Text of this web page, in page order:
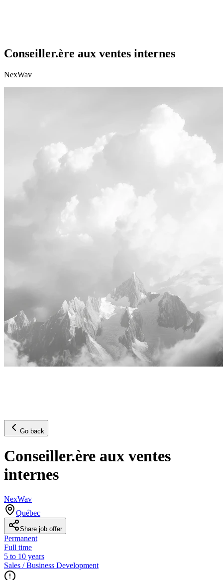
Conseiller.ère aux ventes internes
NexWav
Go back
Conseiller.ère aux ventes
internes
NexWav
Québec
Share job offer
Permanent
Full time
5 to 10 years
Sales / Business Development